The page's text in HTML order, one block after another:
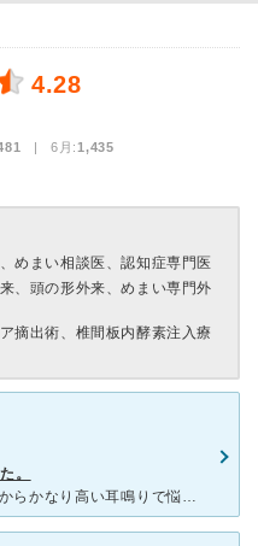
4.28
| 6月:1,435
めまい相談医、認知症専門医
、頭の形外来、めまい専門外
摘出術、椎間板内酵素注入療
。
[症状・来院理由] 父は、数か月前からかなり高い耳鳴りで悩まされていました。 最初は、自宅近くの開業医の耳鼻科を受診し、飲み薬で様子を見ていましたが、改善なく総合病院を受診しました。そこでは、